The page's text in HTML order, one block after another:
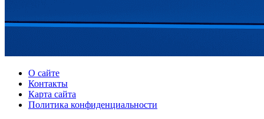
О сайте
Контакты
Карта сайта
Политика конфиденциальности